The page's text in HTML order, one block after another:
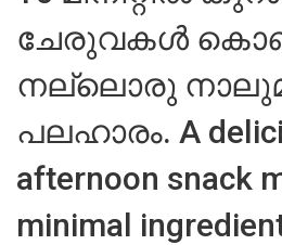
ചേരുവകൾ
നല്ലൊരു
പലഹാരം. A
afternoon snack
minimal